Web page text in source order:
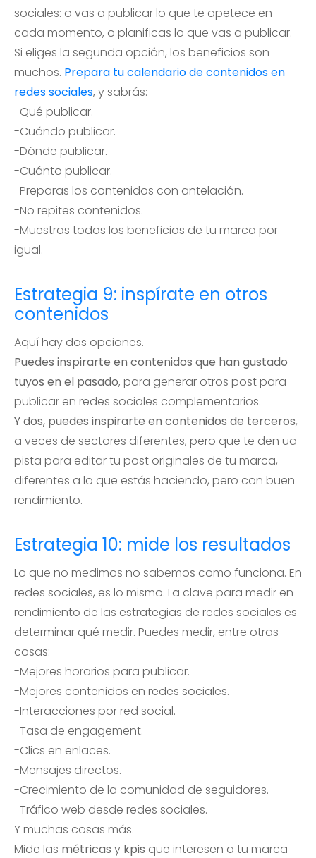
sociales: o vas a publicar lo que te apetece en
cada momento, o planificas lo que vas a publicar.
Si eliges la segunda opción, los beneficios son
muchos. Prepara tu calendario de contenidos en
redes sociales, y sabrás:
-Qué publicar.
-Cuándo publicar.
-Dónde publicar.
-Cuánto publicar.
-Preparas los contenidos con antelación.
-No repites contenidos.
-Muestras todos los beneficios de tu marca por
igual.
Estrategia 9: inspírate en otros
contenidos
Aquí hay dos opciones.
Puedes inspirarte en contenidos que han gustado
tuyos en el pasado, para generar otros post para
publicar en redes sociales complementarios.
Y dos, puedes inspirarte en contenidos de terceros,
a veces de sectores diferentes, pero que te den ua
pista para editar tu post originales de tu marca,
diferentes a lo que estás haciendo, pero con buen
rendimiento.
Estrategia 10: mide los resultados
Lo que no medimos no sabemos como funciona. En
redes sociales, es lo mismo. La clave para medir en
rendimiento de las estrategias de redes sociales es
determinar qué medir. Puedes medir, entre otras
cosas:
-Mejores horarios para publicar.
-Mejores contenidos en redes sociales.
-Interacciones por red social.
-Tasa de engagement.
-Clics en enlaces.
-Mensajes directos.
-Crecimiento de la comunidad de seguidores.
-Tráfico web desde redes sociales.
Y muchas cosas más.
Mide las métricas y kpis que interesen a tu marca